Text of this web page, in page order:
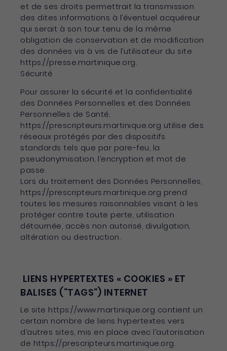
et de ses droits permettrait la transmission
des dites informations à l’éventuel acquéreur
qui serait à son tour tenu de la même
obligation de conservation et de modification
des données vis à vis de l’utilisateur du site
https://presse.martinique.org.
Sécurité
Pour assurer la sécurité et la confidentialité
des Données Personnelles et des Données
Personnelles de Santé,
https://prescripteurs.martinique.org utilise des
réseaux protégés par des dispositifs
standards tels que par pare-feu, la
pseudonymisation, l’encryption et mot de
passe.
Lors du traitement des Données Personnelles,
https://prescripteurs.martinique.org prend
toutes les mesures raisonnables visant à les
protéger contre toute perte, utilisation
détournée, accès non autorisé, divulgation,
altération ou destruction.
LIENS HYPERTEXTES « COOKIES » ET
BALISES (“TAGS”) INTERNET
Le site https://www.martinique.org contient un
certain nombre de liens hypertextes vers
d’autres sites, mis en place avec l’autorisation
de https://prescripteurs.martinique.org.